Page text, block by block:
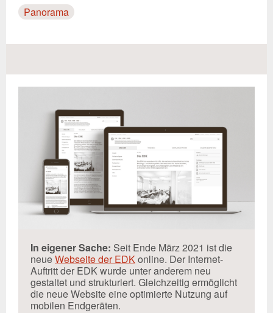
Panorama
In eigener Sache: Seit Ende März 2021 ist die
neueWebseite der EDKonline. Der Internet-
Auftritt der EDK wurde unter anderem neu
gestaltet und strukturiert. Gleichzeitig ermöglicht
die neue Website eine optimierte Nutzung auf
mobilen Endgeräten.